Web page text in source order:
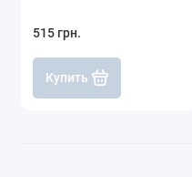
515 грн.
Купить